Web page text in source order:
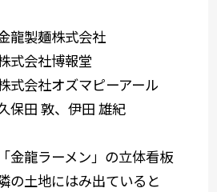
龍製麺株式会社
式会社博報堂
式会社オズマピーアール
保田 敦、伊田 雄紀
金龍ラーメン」の立体看板
の土地にはみ出ていると